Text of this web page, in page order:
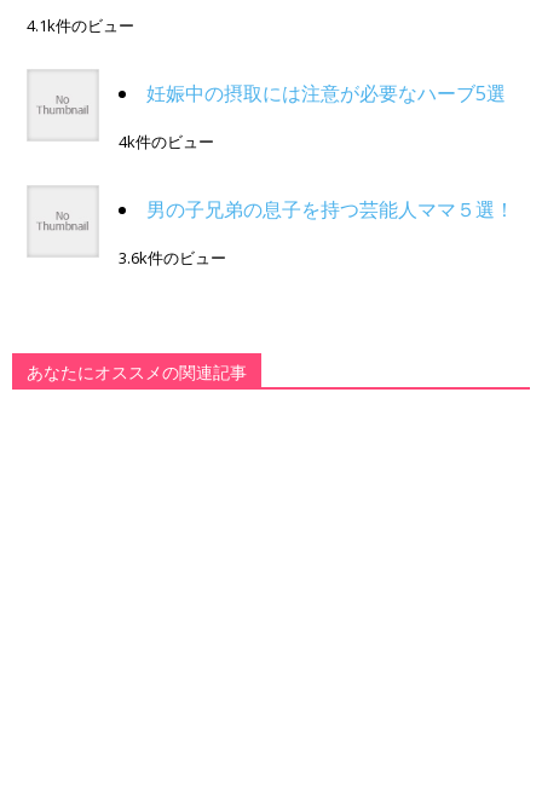
4.1k件のビュー
妊娠中の摂取には注意が必要なハーブ5選
4k件のビュー
男の子兄弟の息子を持つ芸能人ママ５選！
3.6k件のビュー
あなたにオススメの関連記事